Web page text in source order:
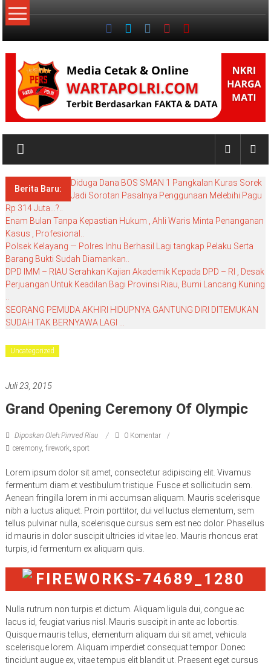
Lompat
ke
NKRI
BlogBerita Baru:
Diduga Dana BOS SMAN 1 Pangkalan Kuras Sorek
Jadi Sorotan Pasalnya Penggunaan Melebihi Pagu
Rp 314 Juta…?..
Enam Bulan Tanpa Kepastian Hukum , Ahli Waris Minta Penanganan
Kasus , Profesional..
Polsek Kelayang — Polres Inhu Berhasil Lagi tangkap Pelaku Serta
Barang Bukti Sudah Diamankan..
DPD IMM – RIAU Serahkan Kajian Akademik Kepada DPD – RI , Desak
Perjuangan Untuk Keadilan Bagi Provinsi Riau, Bumi Lancang Kuning
SEORANG PEMUDA AKHIRI HIDUPNYA GANTUNG DIRI DITEMUKAN
SUDAH TAK BERNYAWA LAGI …
Uncategorized
Juli 23, 2015
Grand Opening Ceremony Of Olympic
Diposkan Oleh:Pimred Riau
0 Komentar
ceremony, firework, sport
Lorem ipsum dolor sit amet, consectetur adipiscing elit. Vivamus
fermentum diam et vestibulum tristique. Fusce et sollicitudin sem.
Aenean fringilla lorem in mi accumsan aliquam. Mauris scelerisque
nibh a luctus aliquet. Proin porttitor, dui vel luctus elementum, sem
tellus pulvinar nulla, scelerisque cursus sem est nec dolor. Phasellus
id mauris in dolor suscipit ultricies id vitae leo. Mauris rhoncus erat
turpis, id fermentum ex aliquam quis.
Nulla rutrum non turpis et dictum. Aliquam ligula dui, congue ac
lacus id, feugiat varius nisl. Mauris suscipit in ante ac lobortis.
Quisque mauris tellus, elementum aliquam dui sit amet, vehicula
scelerisque lorem. Aliquam imperdiet consequat tempor. Donec
tincidunt augue ex, vitae tempus elit blandit ut. Praesent eget cursus